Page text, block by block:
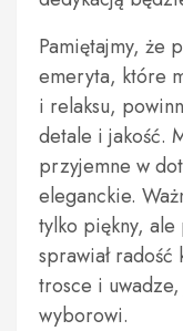
Pamiętajmy, że
emeryta, które
i relaksu,
detale i jakość.
przyjemne w
eleganckie.
tylko piękny, ale
sprawiał
trosce i
wyborowi.